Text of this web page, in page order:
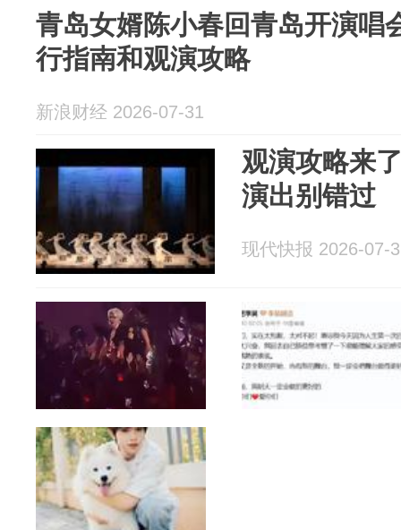
青岛女婿陈小春回青岛开演唱
行指南和观演攻略
新浪财经 2026-07-31
观演攻略来
演出别错过
现代快报 2026-07-